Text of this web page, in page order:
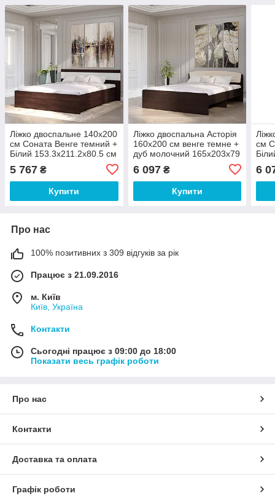
Ліжко двоспальне 140х200
см Соната Венге темний +
Білий 153.3х211.2х80.5 см
5 767 ₴
Купити
Ліжко двоспальна Асторія
160х200 см венге темне +
дуб молочний 165х203х79
6 097₴
Купити
см
6
Про нас
100% позитивних з 309 відгуків за рік
Працює з 21.09.2016
м. Київ
Київ, Україна
Контакти
Сьогодні працює з 09:00 до 18:00
Показати весь графік роботи
Про нас
Контакти
Доставка та оплата
Графік роботи